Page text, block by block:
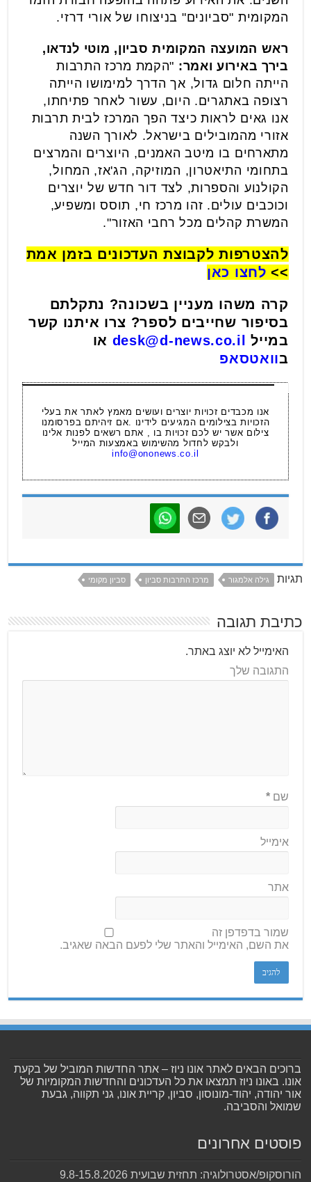
המקומית "סביונים" בניצוחו של אורי דרזי.
ראש המועצה המקומית סביון, מוטי לנדאו,
בירך באירוע ואמר: "הקמת מרכז התרבות
הייתה חלום גדול, אך הדרך למימושו הייתה
רצופה באתגרים. היום, עשור לאחר פתיחתו,
אנו גאים לראות כיצד הפך המרכז לבית תרבות
אזורי מהמובילים בישראל. לאורך השנה
מתארחים בו מיטב האמנים, היוצרים והמרצים
בתחומי התיאטרון, המוזיקה, הג'אז, המחול,
הקולנוע והספרות, לצד דור חדש של יוצרים
וכוכבים עולים. זהו מרכז חי, תוסס ומשפיע,
המשרת קהלים מכל רחבי האזור".
להצטרפות לקבוצת העדכונים בזמן אמת
>> לחצו כאן
קרה משהו מעניין בשכונה? נתקלתם
בסיפור שחייבים לספר? צרו איתנו קשר
במייל
desk@d-news.co.il או
בוואטסאפ
אנו מכבדים זכויות יוצרים ועושים מאמץ לאתר את בעלי
הזכויות בצילומים המגיעים לידינו .אם זיהיתם בפרסומנו
צילום אשר יש לכם זכויות בו , אתם רשאים לפנות אלינו
ולבקש לחדול מהשימוש באמצעות המייל
info@ononews.co.il
תגיות גילה אלמגור מרכז התרבות סביון סביון מקומי
כתיבת תגובה
האימייל לא יוצג באתר.
התגובה שלך
שם*
אימייל
אתר
שמור בדפדפן זה
את השם, האימייל והאתר שלי לפעם הבאה שאגיב.
ברוכים הבאים לאתר אונו ניוז – אתר החדשות המוביל של בקעת
אונו. באונו ניוז תמצאו את כל העדכונים והחדשות המקומיות של
אור יהודה, יהוד-מונוסון, סביון, קריית אונו, גני תקווה, גבעת
שמואל והסביבה.
פוסטים אחרונים
הורוסקופ/אסטרולוגיה: תחזית שבועית 9.8-15.8.2026